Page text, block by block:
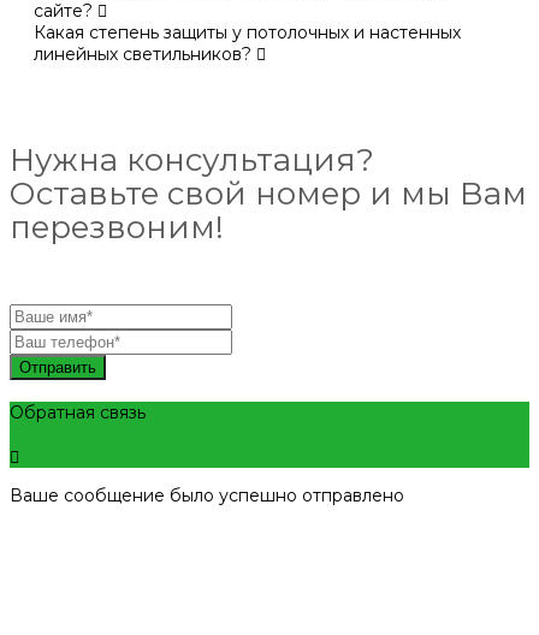
сайте?
Какая степень защиты у потолочных и настенных
линейных светильников?
Нужна консультация?
Оставьте свой номер и мы Вам
перезвоним!
Отправить
Обратная связь
Ваше сообщение было успешно отправлено